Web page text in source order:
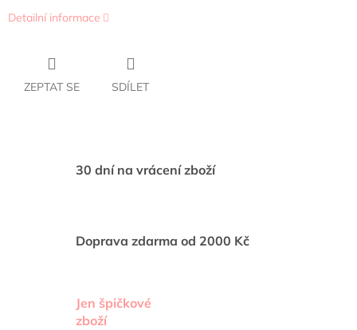
Detailní informace
ZEPTAT SE SDÍLET
30 dní na vrácení zboží
Doprava zdarma od 2000 Kč
Jen špičkové
zboží